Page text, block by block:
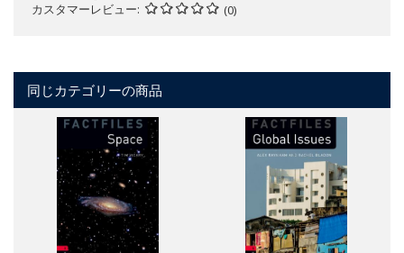
カスタマーレビュー
(0)
同じカテゴリーの商品